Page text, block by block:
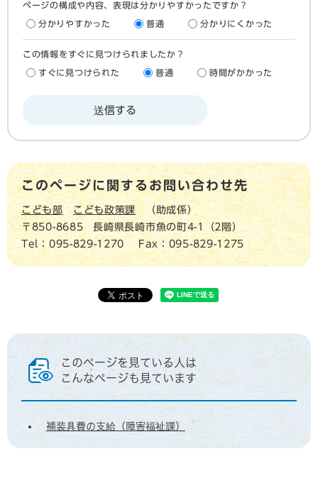
ページの構成や内容、表現は分かりやすかったですか？
分かりやすかった 普通 分かりにくかった
この情報をすぐに見つけられましたか？
すぐに見つけられた 普通 時間がかかった
このページに関するお問い合わせ先
こども部 こども政策課
助成係
〒850-8685
長崎県長崎市魚の町4-1（2階）
Tel：095-829-1270
Fax：095-829-1275
このページを見ている人は
こんなページも見ています
補装具費の支給（障害福祉課）